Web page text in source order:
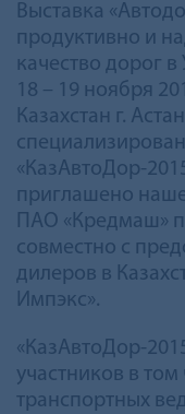
Выставка
продуктивно и
качество дорог в
18 – 19 ноября
Казахстан г.
«КазАвтоДор-
приглашено
ПАО «Кредмаш»
совместно с
дилеров в
Импэкс».
«КазАвтоДор-
участников в
транспортных